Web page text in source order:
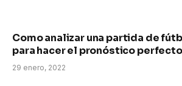
Como analizar una partida de
para hacer el pronóstico perfecto
29 enero, 2022